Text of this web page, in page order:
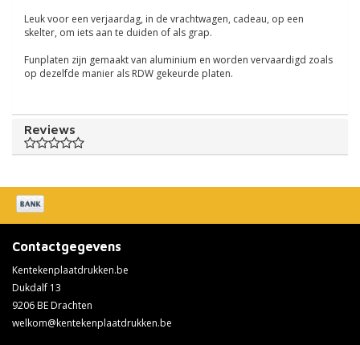
Leuk voor een verjaardag, in de vrachtwagen, cadeau, op een
skelter, om iets aan te duiden of als grap.
Funplaten zijn gemaakt van aluminium en worden vervaardigd zoals
op dezelfde manier als RDW gekeurde platen.
Reviews
Contactgegevens
Kentekenplaatdrukken.be
Dukdalf 13
9206 BE Drachten
welkom@kentekenplaatdrukken.be